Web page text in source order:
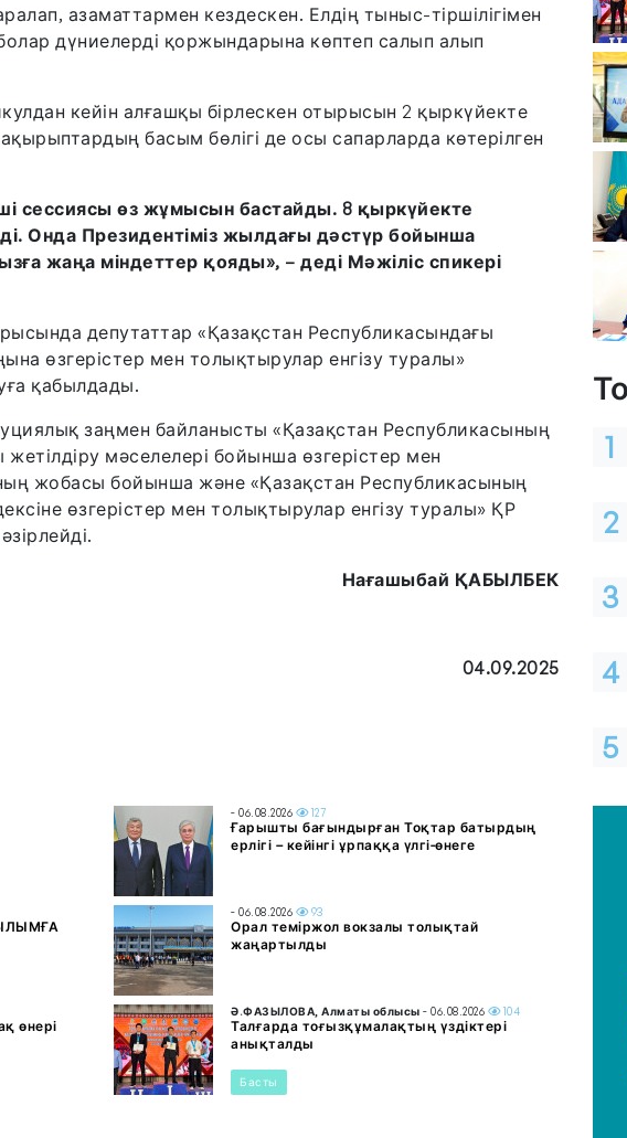
азаматтармен кездескен. Елдің тыныс-тіршілігімен
дүниелерді қоржындарына көптеп салып алып
кейін алғашқы бірлескен отырысын 2 қыркүйекте
басым бөлігі де осы сапарларда көтерілген
сессиясы өз жұмысын бастайды. 8 қыркүйекте
Онда Президентіміз жылдағы дәстүр бойынша
жаңа міндеттер қояды», – деді Мәжіліс спикері
депутаттар «Қазақстан Республикасындағы
өзгерістер мен толықтырулар енгізу туралы»
қабылдады.
заңмен байланысты «Қазақстан Республикасының
мәселелері бойынша өзгерістер мен
жобасы бойынша және «Қазақстан Республикасының
өзгерістер мен толықтырулар енгізу туралы» ҚР
Нағашыбай ҚАБЫЛБЕК
04.09.2025
- 06.08.2026 127
Ғарышты бағындырған Тоқтар батырдың
ерлігі – кейінгі ұрпаққа үлгі-өнеге
- 06.08.2026 93
Орал теміржол вокзалы толықтай
жаңартылды
өнері
Ә.ФАЗЫЛОВА, Алматы облысы- 06.08.2026 104
Талғарда тоғызқұмалақтың үздіктері
анықталды
Басты
1
2
3
4
5